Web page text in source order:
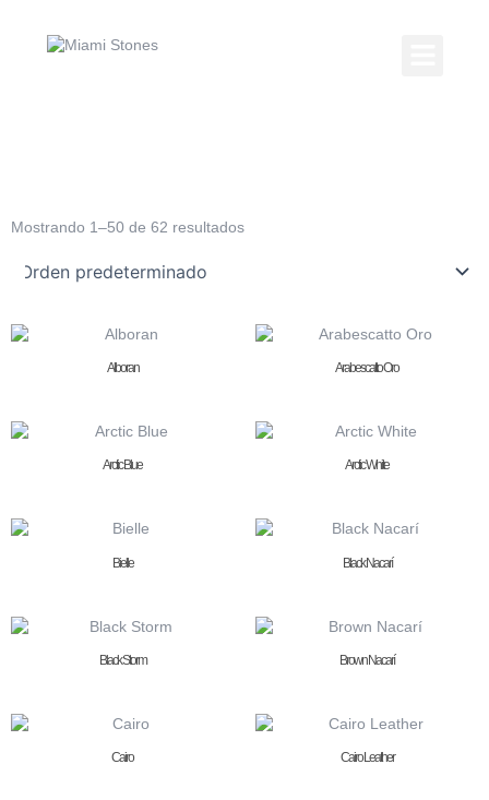
contenido
Mostrando 1–50 de 62 resultados
Alboran Arabescatto Oro
Arctic Blue Arctic White
Bielle Black Nacarí
Black Storm Brown Nacarí
Cairo Cairo Leather